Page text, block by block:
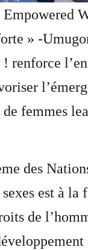
» -
renforce
femmes
des
est à la
de